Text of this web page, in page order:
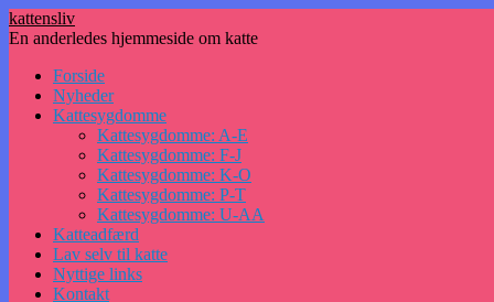
kattensliv
En anderledes hjemmeside om katte
Hop
indhold
Forside
Nyheder
Kattesygdomme
Kattesygdomme: A-E
Kattesygdomme: F-J
Kattesygdomme: K-O
Kattesygdomme: P-T
Kattesygdomme: U-AA
Katteadfærd
Lav selv til katte
Nyttige links
Kontakt